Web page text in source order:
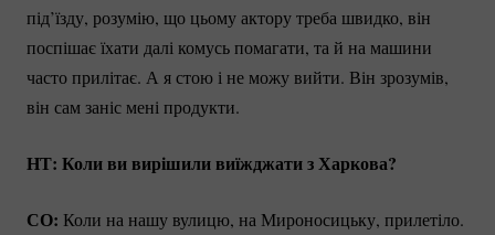
під’їзду, розумію, що цьому актору треба швидко, він
поспішає їхати далі комусь помагати, та й на машини
часто прилітає. А я стою і не можу вийти. Він зрозумів,
він сам заніс мені продукти.
НТ: Коли ви вирішили виїжджати з Харкова?
СО: Коли на нашу вулицю, на Мироносицьку, прилетіло.